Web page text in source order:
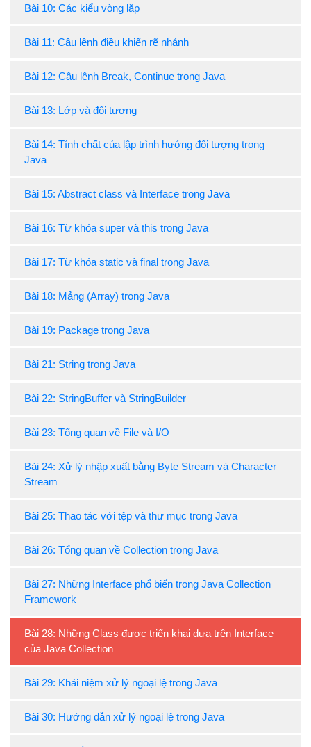
Bài 10: Các kiểu vòng lặp
Bài 11: Câu lệnh điều khiển rẽ nhánh
Bài 12: Câu lệnh Break, Continue trong Java
Bài 13: Lớp và đối tượng
Bài 14: Tính chất của lập trình hướng đối tượng trong
Java
Bài 15: Abstract class và Interface trong Java
Bài 16: Từ khóa super và this trong Java
Bài 17: Từ khóa static và final trong Java
Bài 18: Mảng (Array) trong Java
Bài 19: Package trong Java
Bài 21: String trong Java
Bài 22: StringBuffer và StringBuilder
Bài 23: Tổng quan về File và I/O
Bài 24: Xử lý nhập xuất bằng Byte Stream và Character
Stream
Bài 25: Thao tác với tệp và thư mục trong Java
Bài 26: Tổng quan về Collection trong Java
Bài 27: Những Interface phổ biến trong Java Collection
Framework
Bài 28: Những Class được triển khai dựa trên Interface
của Java Collection
Bài 29: Khái niệm xử lý ngoại lệ trong Java
Bài 30: Hướng dẫn xử lý ngoại lệ trong Java